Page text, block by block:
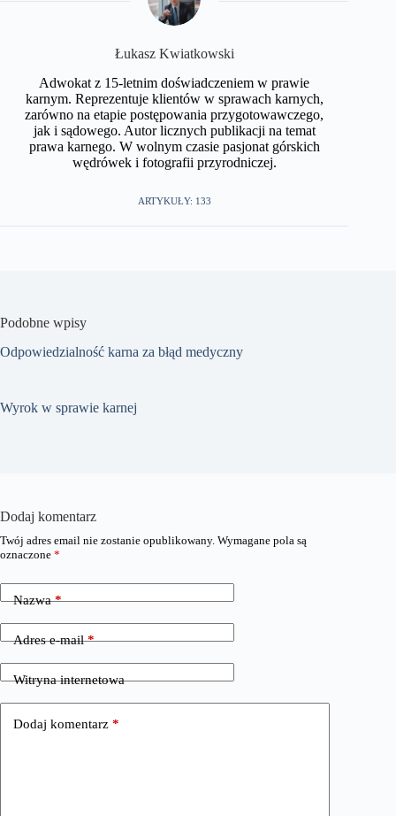
​Łukasz Kwiatkowski
Adwokat z 15-letnim doświadczeniem w prawie
karnym. Reprezentuje klientów w sprawach karnych,
zarówno na etapie postępowania przygotowawczego,
jak i sądowego. Autor licznych publikacji na temat
prawa karnego. W wolnym czasie pasjonat górskich
wędrówek i fotografii przyrodniczej.​
ARTYKUŁY: 133
Podobne wpisy
Odpowiedzialność karna za błąd medyczny
Wyrok w sprawie karnej
Dodaj komentarz
Twój adres email nie zostanie opublikowany. Wymagane pola są
oznaczone *
Nazwa*
Adres e-mail*
Witryna internetowa
Dodaj komentarz *